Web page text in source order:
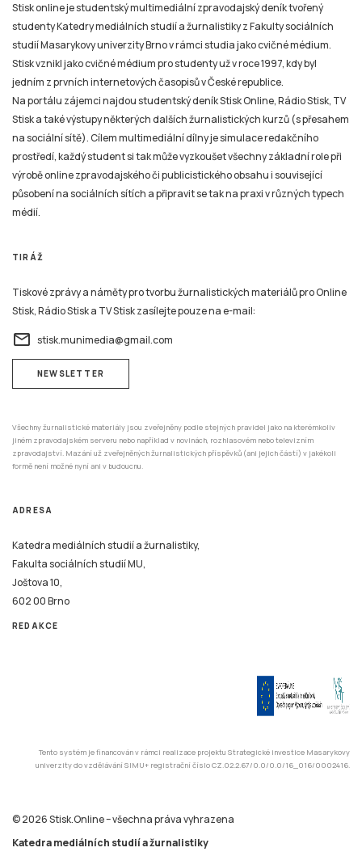
Stisk online je studentský multimediální zpravodajský deník tvořený
studenty Katedry mediálních studií a žurnalistiky z Fakulty sociálních
studií Masarykovy univerzity Brno v rámci studia jako cvičné médium.
Stisk vznikl jako cvičné médium pro studenty už v roce 1997, kdy byl
jedním z prvních internetových časopisů v České republice.
Na portálu zájemci najdou studentský deník Stisk Online, Rádio Stisk, TV
Stisk a také výstupy některých dalších žurnalistických kurzů (s přesahem
na sociální sítě). Cílem multimediální dílny je simulace redakčního
prostředí, každý student si tak může vyzkoušet všechny základní role při
výrobě online zpravodajského či publicistického obsahu i související
působení na sociálních sítích a připravit se tak na praxi v různých typech
médií.
TIRÁŽ
Tiskové zprávy a náměty pro tvorbu žurnalistických materiálů pro Online
Stisk, Rádio Stisk a TV Stisk zasílejte pouze na e-mail:
email stisk.munimedia@gmail.com
NEWSLETTER
Všechny žurnalistické materiály jsou zveřejněny podle stejných pravidel jako na kterémkoliv
jiném zpravodajském serveru nebo například v novinách, rozhlasovém nebo televizním
zpravodajství. Mazání už zveřejněných žurnalistických příspěvků (ani jejich částí) v jakékoli
formě není možné nyní ani v budoucnu.
ADRESA
Katedra mediálních studií a žurnalistiky,
Fakulta sociálních studií MU,
Joštova 10,
602 00 Brno
REDAKCE
Tento systém je financován v rámci realizace projektu Strategické investice Masarykovy
univerzity do vzdělávání SIMU+ registrační číslo CZ.02.2.67/0.0/0.0/16_016/0002416.
© 2026 Stisk.Online – všechna práva vyhrazena
Katedra mediálních studií a žurnalistiky